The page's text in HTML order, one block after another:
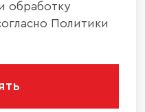
обработку
Политики